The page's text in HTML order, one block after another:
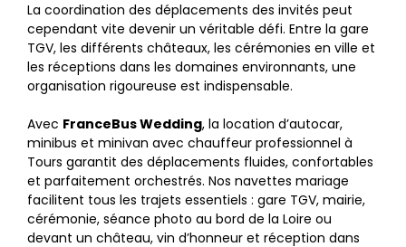
La coordination des déplacements des invités peut
cependant vite devenir un véritable défi. Entre la gare
TGV, les différents châteaux, les cérémonies en ville et
les réceptions dans les domaines environnants, une
organisation rigoureuse est indispensable.
Avec FranceBus Wedding, la location d’autocar,
minibus et minivan avec chauffeur professionnel à
Tours garantit des déplacements fluides, confortables
et parfaitement orchestrés. Nos navettes mariage
facilitent tous les trajets essentiels : gare TGV, mairie,
cérémonie, séance photo au bord de la Loire ou
devant un château, vin d’honneur et réception dans